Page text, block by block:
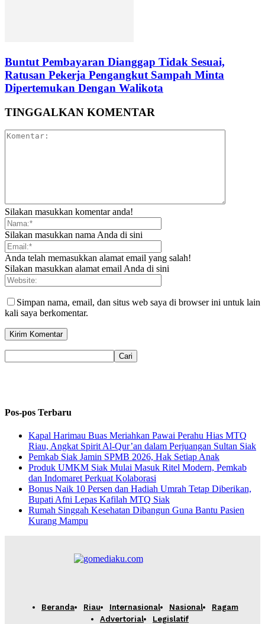
Buntut Pembayaran Dianggap Tidak Sesuai,
Ratusan Pekerja Pengangkut Sampah Minta
Dipertemukan Dengan Walikota
TINGGALKAN KOMENTAR
Silakan masukkan komentar anda!
Silakan masukkan nama Anda di sini
Anda telah memasukkan alamat email yang salah!
Silakan masukkan alamat email Anda di sini
Simpan nama, email, dan situs web saya di browser ini untuk lain
kali saya berkomentar.
Pos-pos Terbaru
Kapal Harimau Buas Meriahkan Pawai Perahu Hias MTQ
Riau, Angkat Spirit Al-Qur’an dalam Perjuangan Sultan Siak
Pemkab Siak Jamin SPMB 2026, Hak Setiap Anak
Produk UMKM Siak Mulai Masuk Ritel Modern, Pemkab
dan Indomaret Perkuat Kolaborasi
Bonus Naik 10 Persen dan Hadiah Umrah Tetap Diberikan,
Bupati Afni Lepas Kafilah MTQ Siak
Rumah Singgah Kesehatan Dibangun Guna Bantu Pasien
Kurang Mampu
Beranda Riau Internasional Nasional
Ragam
Advertorial
Legislatif